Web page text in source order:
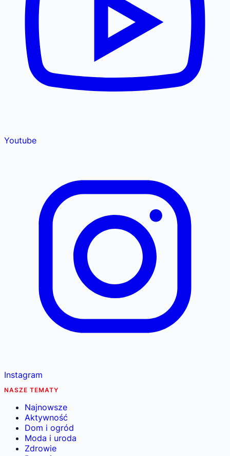
Youtube
Instagram
NASZE TEMATY
Najnowsze
Aktywność
Dom i ogród
Moda i uroda
Zdrowie